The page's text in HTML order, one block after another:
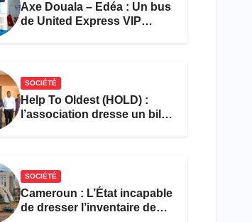
Axe Douala – Edéa : Un bus
de United Express VIP
SOCIÉTÉ
Help To Oldest (HOLD) :
l’association dresse un bilan
SOCIÉTÉ
Cameroun : L’État incapable
de dresser l’inventaire de